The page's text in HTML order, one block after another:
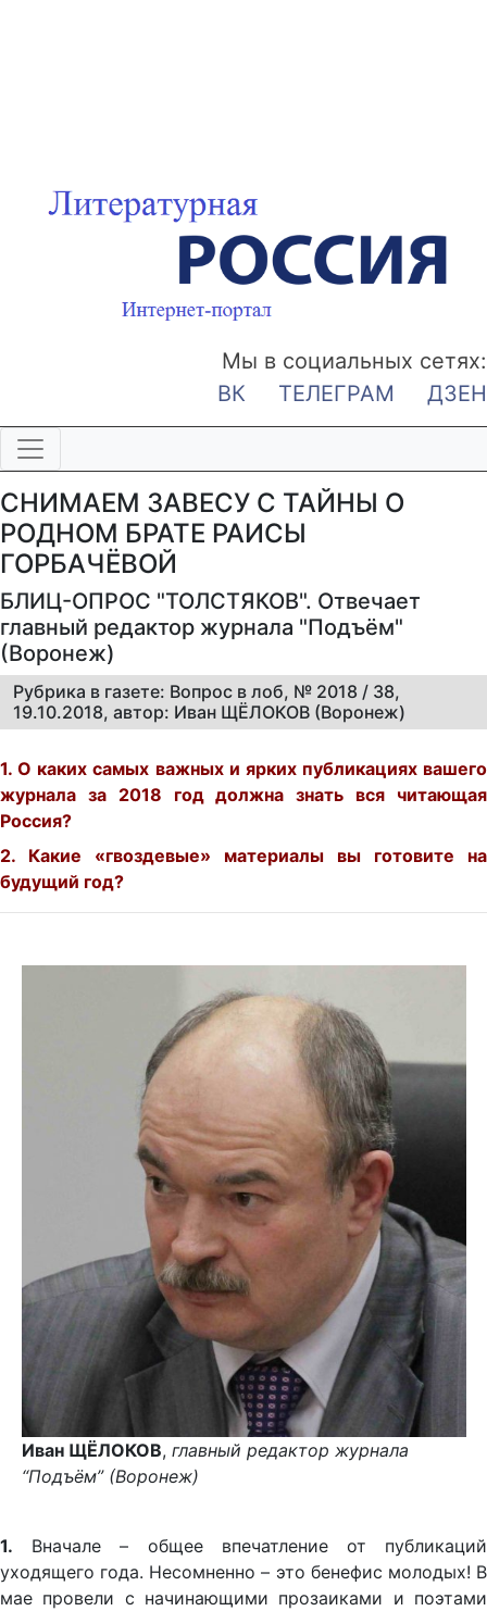
Мы в социальных сетях:
ВК
ТЕЛЕГРАМ ДЗЕН
СНИМАЕМ ЗАВЕСУ С ТАЙНЫ О
РОДНОМ БРАТЕ РАИСЫ
ГОРБАЧЁВОЙ
БЛИЦ-ОПРОС "ТОЛСТЯКОВ". Отвечает
главный редактор журнала "Подъём"
(Воронеж)
Рубрика в газете: Вопрос в лоб, № 2018 / 38,
19.10.2018, автор: Иван ЩЁЛОКОВ (Воронеж)
1. О каких самых важных и ярких публикациях вашего
журнала за 2018 год должна знать вся читающая
Россия?
2. Какие «гвоздевые» материалы вы готовите на
будущий год?
Иван ЩЁЛОКОВ, главный редактор журнала
“Подъём” (Воронеж)
1. Вначале – общее впечатление от публикаций
уходящего года. Несомненно – это бенефис молодых! В
мае провели с начинающими прозаиками и поэтами